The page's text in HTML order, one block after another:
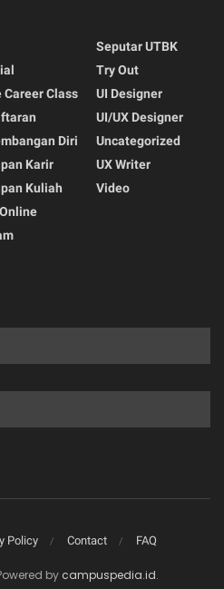
Career Class
Diri
Karir
Kuliah
Seputar UTBK
Try Out
UI Designer
UI/UX Designer
Uncategorized
UX Writer
Video
Policy Contact FAQ
by campuspedia.id.